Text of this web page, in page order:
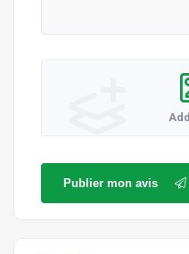
Publier mon avis